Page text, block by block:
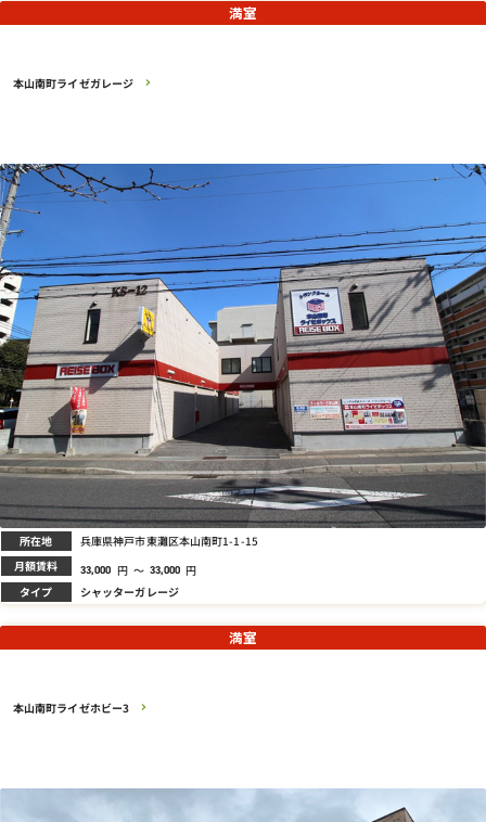
本山南町ライゼガレージ
満室
所在地 兵庫県神戸市東灘区本山南町1-1-15
月額賃料 33,000 円 ～ 33,000 円
タイプ シャッターガレージ
本山南町ライゼホビー3
満室